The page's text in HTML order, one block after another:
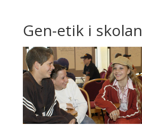
Gen-etik i skolan